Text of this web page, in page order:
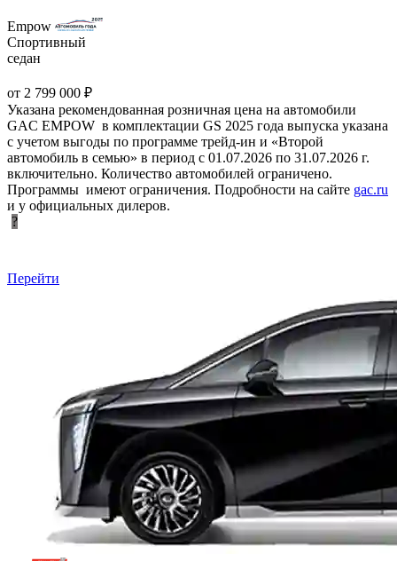
Empow
Спортивный
седан
от 2 799 000 ₽
Указана рекомендованная розничная цена на автомобили
GAC EMPOW в комплектации GS 2025 года выпуска указана
с учетом выгоды по программе трейд-ин и «Второй
автомобиль в семью» в период с 01.07.2026 по 31.07.2026 г.
включительно. Количество автомобилей ограничено.
Программы имеют ограничения. Подробности на сайте gac.ru
и у официальных дилеров.
?
Перейти